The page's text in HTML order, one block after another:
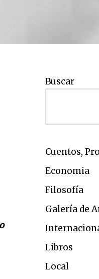
Buscar
Cuentos,
Economia
Filosofía
Galería de
Libros
Local